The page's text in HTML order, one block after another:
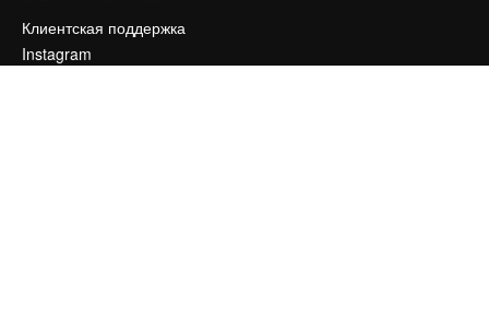
Клиентская поддержка
Instagram